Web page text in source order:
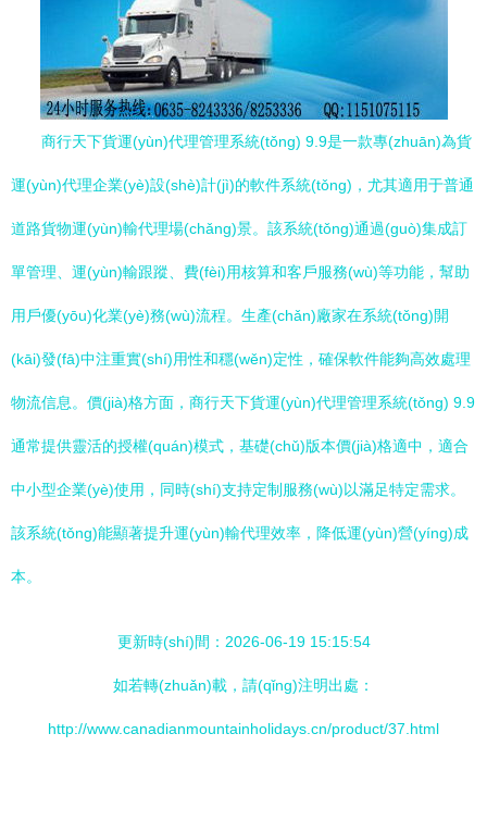
商行天下貨運(yùn)代理管理系統(tǒng) 9.9是一款專(zhuān)為貨
運(yùn)代理企業(yè)設(shè)計(jì)的軟件系統(tǒng)，尤其適用于普通
道路貨物運(yùn)輸代理場(chǎng)景。該系統(tǒng)通過(guò)集成訂
單管理、運(yùn)輸跟蹤、費(fèi)用核算和客戶服務(wù)等功能，幫助
用戶優(yōu)化業(yè)務(wù)流程。生產(chǎn)廠家在系統(tǒng)開
(kāi)發(fā)中注重實(shí)用性和穩(wěn)定性，確保軟件能夠高效處理
物流信息。價(jià)格方面，商行天下貨運(yùn)代理管理系統(tǒng) 9.9
通常提供靈活的授權(quán)模式，基礎(chǔ)版本價(jià)格適中，適合
中小型企業(yè)使用，同時(shí)支持定制服務(wù)以滿足特定需求。
該系統(tǒng)能顯著提升運(yùn)輸代理效率，降低運(yùn)營(yíng)成
本。
更新時(shí)間：2026-06-19 15:15:54
如若轉(zhuǎn)載，請(qǐng)注明出處：
http://www.canadianmountainholidays.cn/product/37.html